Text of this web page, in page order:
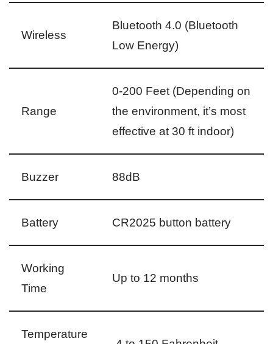
Wireless
Bluetooth 4.0 (Bluetooth
Low Energy)
Range
0-200 Feet (Depending on
the environment, it’s most
effective at 30 ft indoor)
Buzzer 88dB
Battery CR2025 button battery
Working
Time
Up to 12 months
Temperature